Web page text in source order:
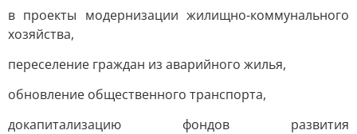
в проекты модернизации жилищно-коммунального
хозяйства,
переселение граждан из аварийного жилья,
обновление общественного транспорта,
докапитализацию фондов развития